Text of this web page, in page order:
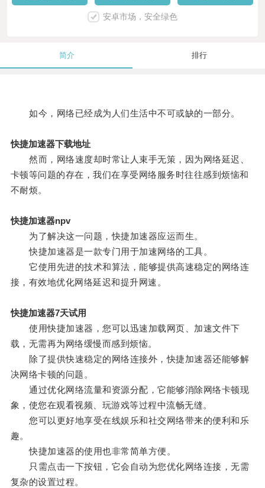
安卓市场，安全绿色
简介 排行
如今，网络已经成为人们生活中不可或缺的一部分。
快捷加速器下载地址
然而，网络速度却时常让人束手无策，因为网络延迟、
卡顿等问题的存在，我们在享受网络服务时往往感到烦恼和
不耐烦。
快捷加速器npv
为了解决这一问题，快捷加速器应运而生。
快捷加速器是一款专门用于加速网络的工具。
它使用先进的技术和算法，能够提供高速稳定的网络连
接，有效地优化网络延迟和提升网速。
快捷加速器7天试用
使用快捷加速器，您可以迅速加载网页、加速文件下
载，无需再为网络缓慢而感到烦恼。
除了提供快速稳定的网络连接外，快捷加速器还能够解
决网络卡顿的问题。
通过优化网络流量和资源分配，它能够消除网络卡顿现
象，使您在观看视频、玩游戏等过程中流畅无缝。
您可以更好地享受在线娱乐和社交网络带来的便利和乐
趣。
快捷加速器的使用也非常简单方便。
只需点击一下按钮，它会自动为您优化网络连接，无需
复杂的设置过程。